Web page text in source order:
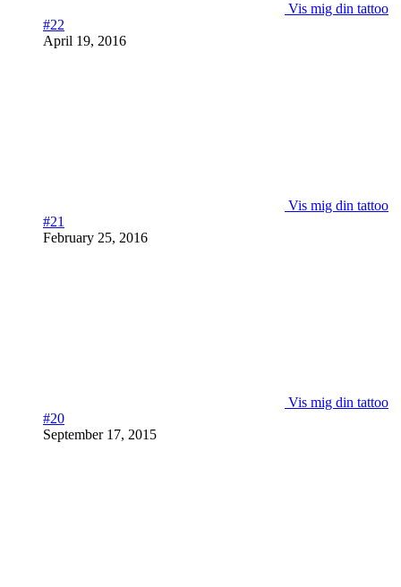
Vis mig din tattoo
#22
April 19, 2016
Vis mig din tattoo
#21
February 25, 2016
Vis mig din tattoo
#20
September 17, 2015